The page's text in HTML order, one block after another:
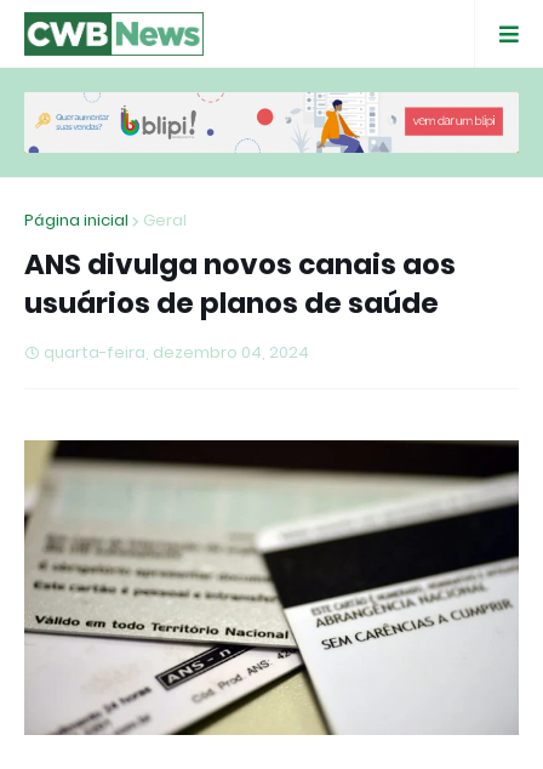
Página inicial Geral
ANS divulga novos canais aos
usuários de planos de saúde
quarta-feira, dezembro 04, 2024